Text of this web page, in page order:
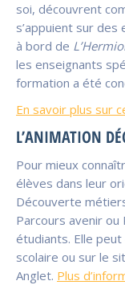
soi, découvrent
s’appuient sur des
à bord de
les enseignants
formation a été
En savoir plus sur
L’ANIMATION
Pour mieux
élèves dans leur
Découverte
Parcours avenir
étudiants. Elle
scolaire ou sur le
Anglet. Plus